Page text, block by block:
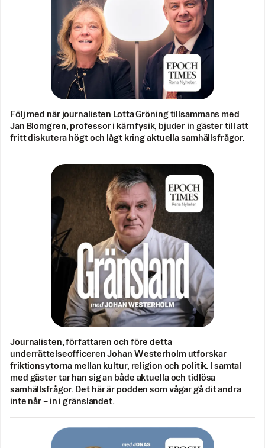
Följ med när journalisten Lotta Gröning tillsammans med
Jan Blomgren, professor i kärnfysik, bjuder in gäster till att
fritt diskutera högt och lågt kring aktuella samhällsfrågor.
Journalisten, författaren och före detta
underrättelseofficeren Johan Westerholm utforskar
friktionsytorna mellan kultur, religion och politik. I samtal
med gäster tar han sig an både aktuella och tidlösa
samhällsfrågor. Det här är podden som vågar gå dit andra
inte når – in i gränslandet.